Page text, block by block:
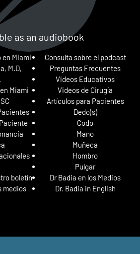
as an audiobook
en Miami
M.D,
Miami
boletín
medios
Consulta sobre el podcast
Preguntas Frecuentes
Videos Educativos
Videos de Cirugía
Artículos para Pacientes
Dedo(s)
Codo
Mano
Muñeca
Hombro
Pulgar
Dr Badia en los Medios
Dr. Badia in English